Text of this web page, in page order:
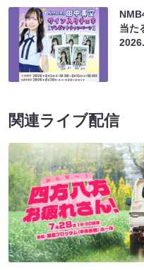
当た
関連ライブ配信